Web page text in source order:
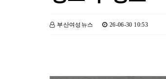
부산여성뉴스 26-06-30 10:53